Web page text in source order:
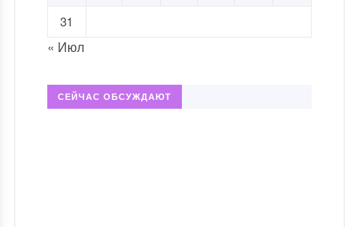
31
« Июл
СЕЙЧАС ОБСУЖДАЮТ